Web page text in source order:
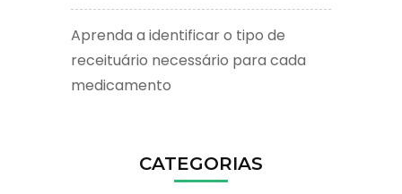
Aprenda a identificar o tipo de
receituário necessário para cada
medicamento
CATEGORIAS